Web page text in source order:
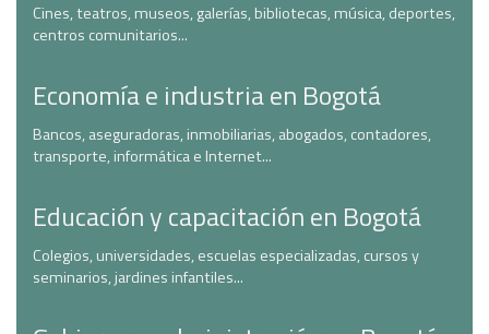
Cines, teatros, museos, galerías, bibliotecas, música, deportes,
centros comunitarios...
Economía e industria en Bogotá
Bancos, aseguradoras, inmobiliarias, abogados, contadores,
transporte, informática e Internet...
Educación y capacitación en Bogotá
Colegios, universidades, escuelas especializadas, cursos y
seminarios, jardines infantiles...